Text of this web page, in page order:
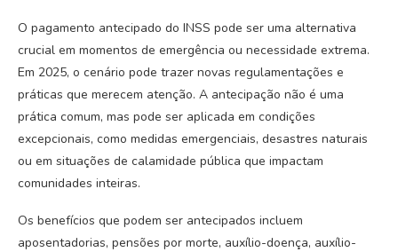
O pagamento antecipado do INSS pode ser uma alternativa
crucial em momentos de emergência ou necessidade extrema.
Em 2025, o cenário pode trazer novas regulamentações e
práticas que merecem atenção. A antecipação não é uma
prática comum, mas pode ser aplicada em condições
excepcionais, como medidas emergenciais, desastres naturais
ou em situações de calamidade pública que impactam
comunidades inteiras.
Os benefícios que podem ser antecipados incluem
aposentadorias, pensões por morte, auxílio-doença, auxílio-